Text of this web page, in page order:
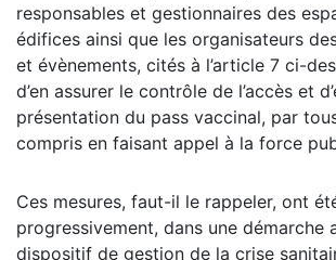
responsables et gestionnaires des
édifices ainsi que les organisateurs
et évènements, cités à l’article 7 ci-
d’en assurer le contrôle de l’accès et
présentation du pass vaccinal, par
compris en faisant appel à la force
Ces mesures, faut-il le rappeler, ont
progressivement, dans une démarche
dispositif de gestion de la crise